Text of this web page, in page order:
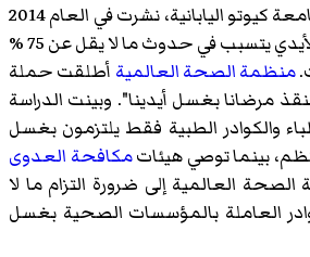
أكدت دراسة أجريت بجامعة كيوتو اليابانية، نشرت في العام 2014
أن عدم الالتزام بغسل الأيدي يتسبب في حدوث ما لا يقل عن 75 %
منظمة الصحة العالمية أطلقت حملة
مرضانا بغسل أيدينا". وبينت الدراسة
من الأطباء والكوادر الطبية فقط يلتزمون بغسل
بينما توصي هيئاتمكافحة العدوى
العالمية إلى ضرورة التزام ما لا
الكوادر العاملة بالمؤسسات الصحية بغسل